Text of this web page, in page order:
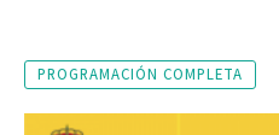
PROGRAMACIÓN COMPLETA